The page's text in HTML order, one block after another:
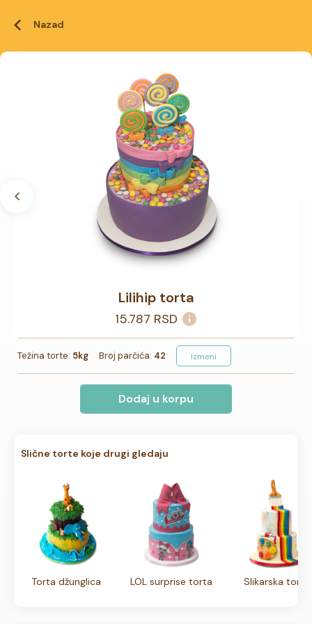
Nazad
Lilihip torta
15.787 RSD
Težina torte: 5kg Broj parčića: 42 Izmeni
Dodaj u korpu
Slične torte koje drugi gledaju
Torta džunglica LOL surprise torta Slikarska torta